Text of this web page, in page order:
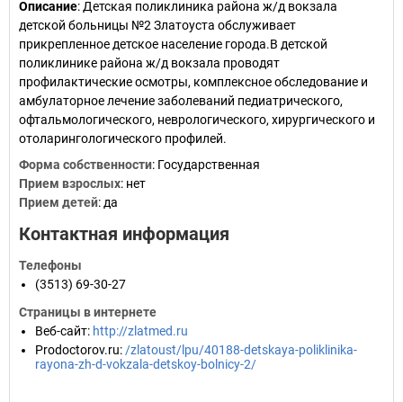
Описание: Детская поликлиника района ж/д вокзала
детской больницы №2 Златоуста обслуживает
прикрепленное детское население города.В детской
поликлинике района ж/д вокзала проводят
профилактические осмотры, комплексное обследование и
амбулаторное лечение заболеваний педиатрического,
офтальмологического, неврологического, хирургического и
отоларингологического профилей.
Форма собственности: Государственная
Прием взрослых: нет
Прием детей: да
Контактная информация
Телефоны
(3513) 69-30-27
Страницы в интернете
Веб-сайт: http://zlatmed.ru
Prodoctorov.ru: /zlatoust/lpu/40188-detskaya-poliklinika-
rayona-zh-d-vokzala-detskoy-bolnicy-2/